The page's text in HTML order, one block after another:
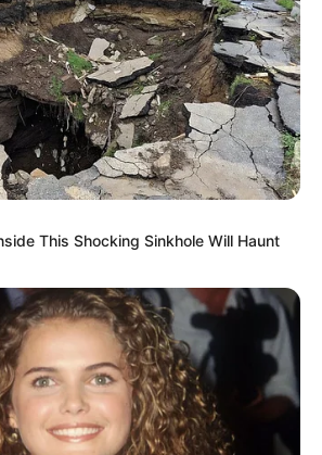
feito de eva infantil.
13 anos
obrigada
13 anos
prática e útil.sempre
me enviem,pois trabalho c
de materiais
recicláveis.Obriagada
FERNANDES há 13 anos
FAÇO ARTESANATO, FICO
NOVIDADES
This Shocking Sinkhole Will Haunt